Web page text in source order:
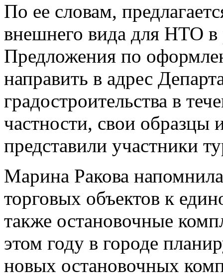
По ее словам,
внешнего вида для НТО в
Предложения по
направить в адрес
градостроительства в
частности, свои
представили участники
Марина Ракова
торговых объектов к
также остановочные
этом году в городе
новых остановочных